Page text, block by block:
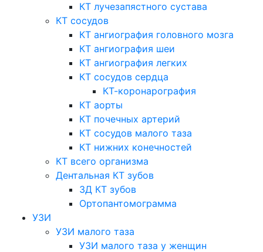
КТ лучезапястного сустава
КТ сосудов
КТ ангиография головного мозга
КТ ангиография шеи
КТ ангиография легких
КТ сосудов сердца
КТ-коронарография
КТ аорты
КТ почечных артерий
КТ сосудов малого таза
КТ нижних конечностей
КТ всего организма
Дентальная КТ зубов
3Д КТ зубов
Ортопантомограмма
УЗИ
УЗИ малого таза
УЗИ малого таза у женщин